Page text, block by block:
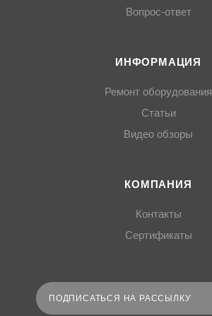
Вопрос-ответ
ИНФОРМАЦИЯ
Ремонт оборудования
Статьи
Видео обзоры
КОМПАНИЯ
Контакты
Сертификаты
ПОДПИСАТЬСЯ НА РАССЫЛКУ